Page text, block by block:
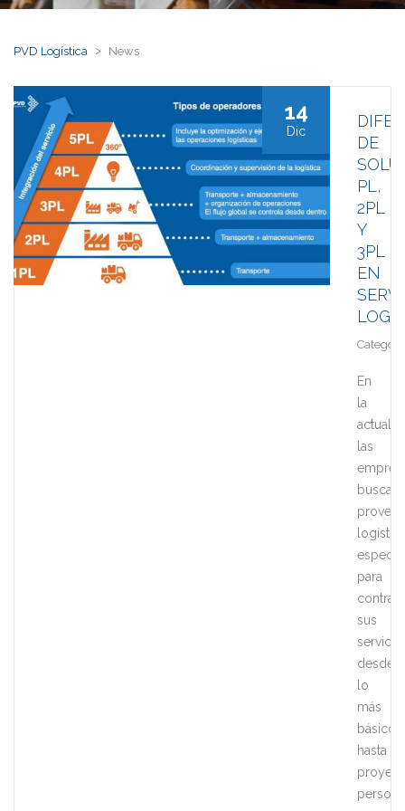
PVD Logística > News
14
Dic
DE
PL,
2PL
Y
3PL
EN
En
la
las
buscan
para
sus
desde
lo
más
básico
hasta